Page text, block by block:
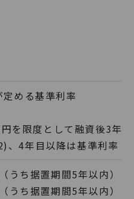
める基準利率
を限度として融資後3年
、4年目以降は基準利率
うち据置期間5年以内）
うち据置期間5年以内）